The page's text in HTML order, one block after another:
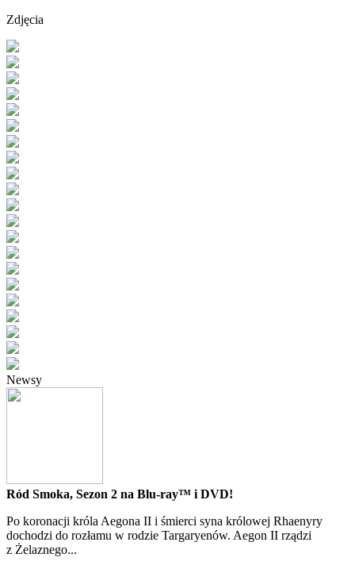
Zdjęcia
Newsy
Ród Smoka, Sezon 2 na Blu-ray™ i DVD!
Po koronacji króla Aegona II i śmierci syna królowej Rhaenyry
dochodzi do rozłamu w rodzie Targaryenów. Aegon II rządzi
z Żelaznego...